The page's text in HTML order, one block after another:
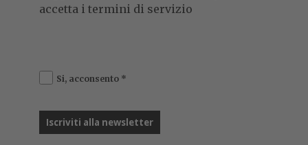
accetta i termini di servizio
Si, acconsento *